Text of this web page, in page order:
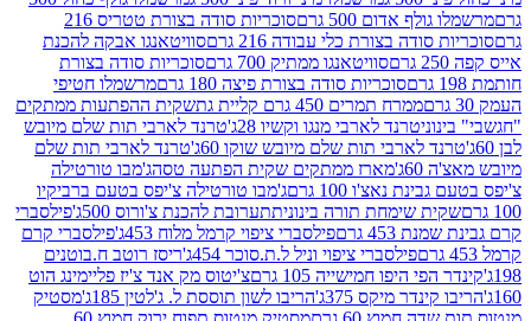
אדום 500 גרם
סוכריות סודה בצורת טטריס 216
בצורת כלי עבודה 216 גרם
סוויטאנגו אבקה להכנת
סוויטאנגו ממתיק 700 גרם
סוכריות סודה בצורת
סוכריות סודה בצורת פיצה 180 גרם
מרשמלו חטיפי
ממרח תמרים 450 גרם קליית גת
שקית ההפתעות ממתקים
טרנד לארבי מנגו וקשיו 28ג'
טרנד לארבי תות שלם מיובש
לארבי תות שלם מיובש שוקו 60ג'
טרנד לארבי תות שלם
מארז ממתקים שקית הפתעה טסהג'מבו טורטילה
נאצ'ו 100 גרם
ג'מבו טורטילה צ'יפס בטעם ברביקיו
שימחת תורה בינוניתתערובת להכנת צ'ורוס 500ג'
פילסברי
453 גרם
פילסברי ציפוי קרמל מלוח 453ג'
פילסברי קרם
פילסברי ציפוי וניל ל.ת.סוכר 454ג'
ריסז רוטב ח.בוטנים
היפו חמישייה 105 גרם
צ'יטוס מק אנד צ'יז פליימינג הוט
מיקס 375ג'
הריבו לשון תוססת ל. ג'לטין 185ג'
מסטיק